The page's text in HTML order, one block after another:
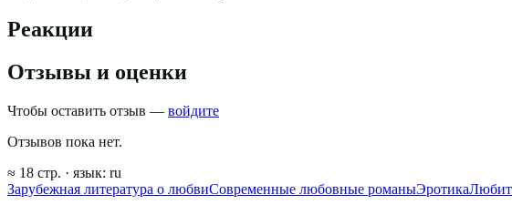
Реакции
Отзывы и оценки
Чтобы оставить отзыв — войдите
Отзывов пока нет.
≈ 18 стр. · язык: ru
Зарубежная литература о любвиСовременные любовные романыЭротика